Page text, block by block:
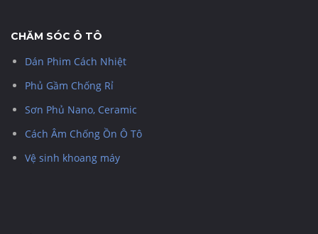
CHĂM SÓC Ô TÔ
Dán Phim Cách Nhiệt
Phủ Gầm Chống Rỉ
Sơn Phủ Nano, Ceramic
Cách Âm Chống Ồn Ô Tô
Vệ sinh khoang máy